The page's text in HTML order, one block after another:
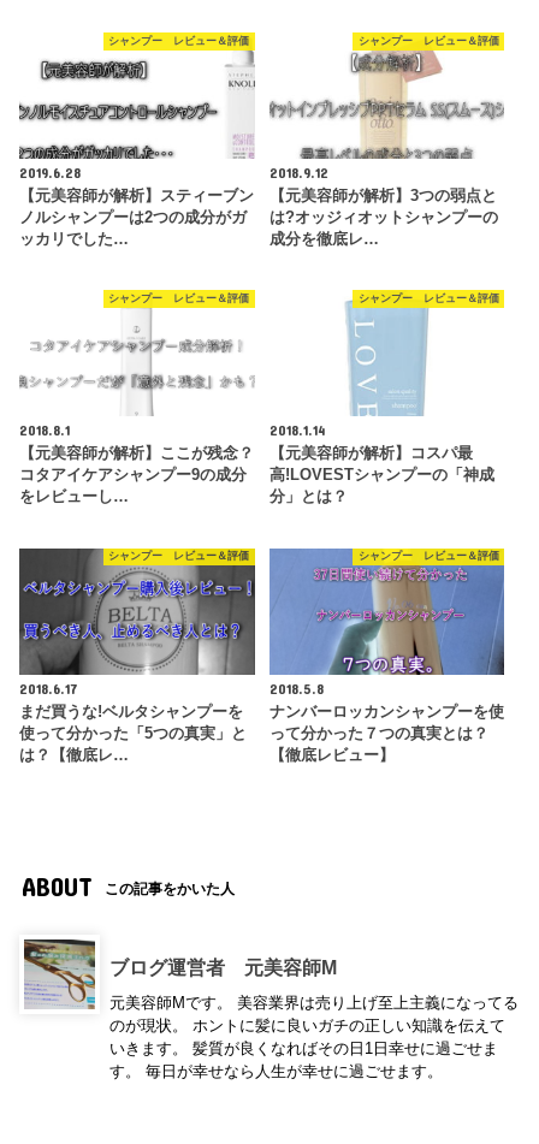
シャンプー レビュー＆評価
2019.6.28
【元美容師が解析】スティーブン
ノルシャンプーは2つの成分がガ
ッカリでした…
シャンプー レビュー＆評価
2018.9.12
【元美容師が解析】3つの弱点と
は?オッジィオットシャンプーの
成分を徹底レ…
シャンプー レビュー＆評価
2018.8.1
【元美容師が解析】ここが残念？
コタアイケアシャンプー9の成分
をレビューし…
シャンプー レビュー＆評価
2018.1.14
【元美容師が解析】コスパ最
高!LOVESTシャンプーの「神成
分」とは？
シャンプー レビュー＆評価
2018.6.17
まだ買うな!ベルタシャンプーを
使って分かった「5つの真実」と
は？【徹底レ…
シャンプー レビュー＆評価
2018.5.8
ナンバーロッカンシャンプーを使
って分かった７つの真実とは？
【徹底レビュー】
ABOUT この記事をかいた人
ブログ運営者 元美容師M
元美容師Mです。 美容業界は売り上げ至上主義になってる
のが現状。 ホントに髪に良いガチの正しい知識を伝えて
いきます。 髪質が良くなればその日1日幸せに過ごせま
す。 毎日が幸せなら人生が幸せに過ごせます。